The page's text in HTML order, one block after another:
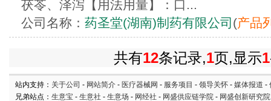
茯苓、泽泻【用法用量】：口...
公司名称： 药圣堂(湖南)制药有限公司 (产品
共有12条记录,1页,显示1
站内支持： 关于公司 - 网站简介 - 医疗器械网 - 服务项目 - 领导关怀 - 媒体报道 -
兄弟站点： 生意宝 - 生意社 - 生意场 - 网经社 - 网盛供应链学院 - 网盛创新研究院